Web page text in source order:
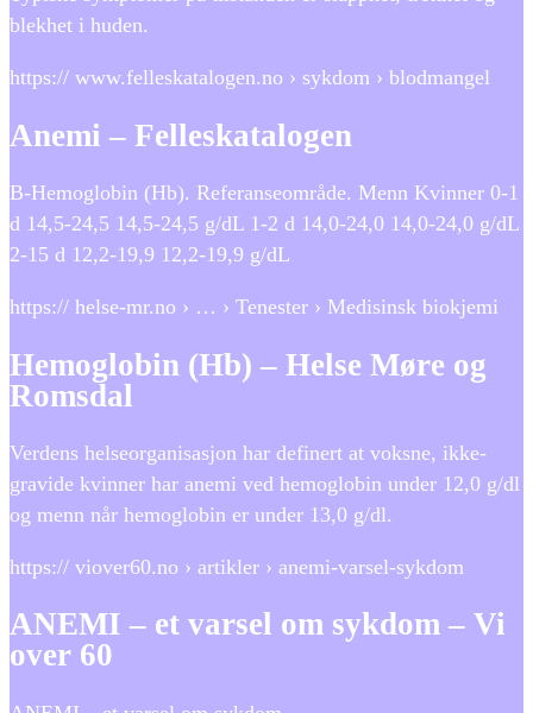
blekhet i huden.
https:// www.felleskatalogen.no › sykdom › blodmangel
Anemi – Felleskatalogen
​B-Hemoglobin (Hb). Referanseområde. Menn Kvinner 0-1
d 14,5-24,5 14,5-24,5 g/dL 1-2 d 14,0-24,0 14,0-24,0 g/dL
2-15 d 12,2-19,9 12,2-19,9 g/dL
https:// helse-mr.no › … › Tenester › Medisinsk biokjemi
Hemoglobin (Hb) – Helse Møre og
Romsdal
Verdens helseorganisasjon har definert at voksne, ikke-
gravide kvinner har anemi ved hemoglobin under 12,0 g/dl
og menn når hemoglobin er under 13,0 g/dl.
https:// viover60.no › artikler › anemi-varsel-sykdom
ANEMI – et varsel om sykdom – Vi
over 60